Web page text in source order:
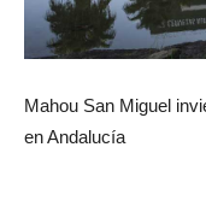
Mahou San Miguel
en Andalucía